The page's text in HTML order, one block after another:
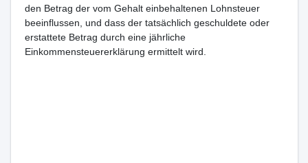
den Betrag der vom Gehalt einbehaltenen Lohnsteuer
beeinflussen, und dass der tatsächlich geschuldete oder
erstattete Betrag durch eine jährliche
Einkommensteuererklärung ermittelt wird.